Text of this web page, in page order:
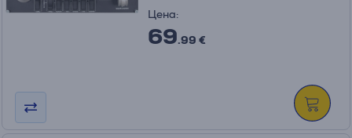
Цена:
69.99 €